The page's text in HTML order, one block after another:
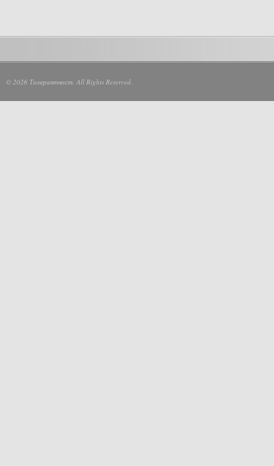
© 2026 Толерантност. All Rights Reserved.